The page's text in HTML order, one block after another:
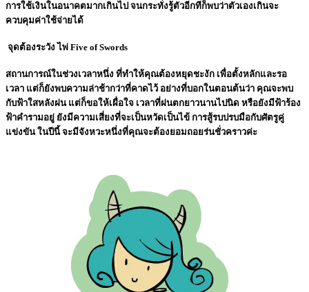
การใช้เงินในอนาคตมากเกินไป จนกระทั่งรู้ตัวอีกทีก็พบว่าตัวเองเกินจะ
ควบคุมค่าใช้จ่ายได้
จุดต้องระวัง ไพ่ Five of Swords
สถานการณ์ในช่วงเวลาหนึ่ง ที่ทำให้คุณต้องหยุดชะงัก เพื่อตั้งหลักและรอ
เวลา แต่ก็ยังพบความล่าช้ากว่าที่คาดไว้ อย่างที่บอกในตอนต้นว่า คุณจะพบ
กับฟ้าใสหลังฝน แต่ก็ขอให้เผื่อใจ เวลาที่ฝนตกยาวนานไปนิด หรือยังมีฟ้าร้อง
ฟ้าคำรามอยู่ ยังมีความเสี่ยงที่จะเป็นหวัดเป็นไข้ การสู้รบปรบมือกับศัตรูคู่
แข่งขัน ในปีนี้ จะมีจังหวะหนึ่งที่คุณจะต้องยอมถอยร่นชั่วคราวค่ะ